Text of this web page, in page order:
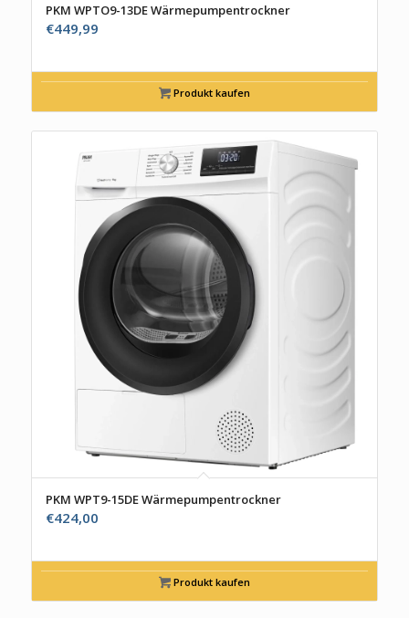
PKM WPTO9-13DE Wärmepumpentrockner
€449,99
Produkt kaufen
PKM WPT9-15DE Wärmepumpentrockner
€424,00
Produkt kaufen